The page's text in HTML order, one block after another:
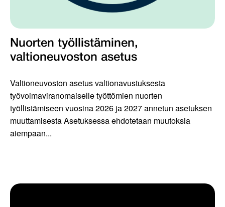
Nuorten työllistäminen,
valtioneuvoston asetus
Valtioneuvoston asetus valtionavustuksesta
työvoimaviranomaiselle työttömien nuorten
työllistämiseen vuosina 2026 ja 2027 annetun asetuksen
muuttamisesta Asetuksessa ehdotetaan muutoksia
aiempaan...